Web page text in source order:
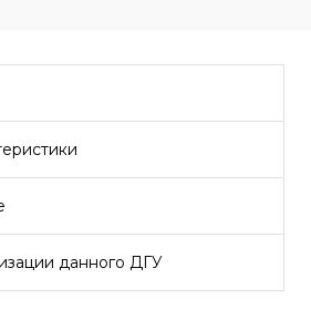
данного ДГУ